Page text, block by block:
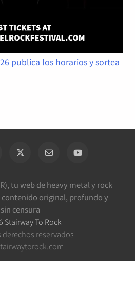
publica los horarios y sortea
tu web de heavy metal y rock
contenido original, profundo y
sin censura
Stairway To Rock
derechos reservados